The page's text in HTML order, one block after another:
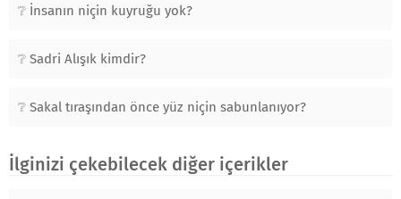
İnsanın niçin kuyruğu yok?
Sadri Alışık kimdir?
Sakal tıraşından önce yüz niçin sabunlanıyor?
İlginizi çekebilecek diğer içerikler